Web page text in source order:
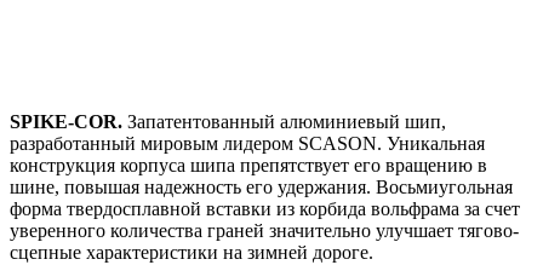
SPIKE-COR. Запатентованный алюминиевый шип,
разработанный мировым лидером SCASON. Уникальная
конструкция корпуса шипа препятствует его вращению в
шине, повышая надежность его удержания. Восьмиугольная
форма твердосплавной вставки из корбида вольфрама за счет
уверенного количества граней значительно улучшает тягово-
сцепные характеристики на зимней дороге.